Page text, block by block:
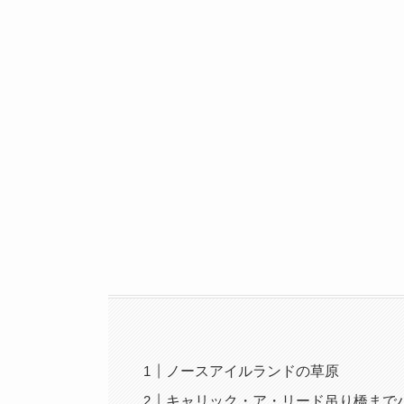
ノースアイルランドの草原
キャリック・ア・リード吊り橋まで